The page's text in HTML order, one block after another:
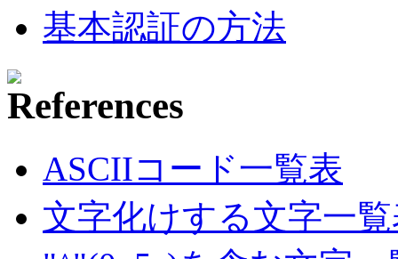
基本認証の方法
ASCIIコード一覧表
文字化けする文字一